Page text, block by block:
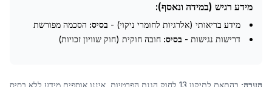
מידע רגיש (במידה ונאסף):
מידע בריאותי (אלרגיות לחומרי ניקוי) - בסיס: הסכמה מפורשת
דרישות נגישות - בסיס: חובה חוקית (חוק שוויון זכויות)
הערה:
בהתאם לתיקון 13 לחוק הגנת הפרטיות, איננו אוספים מידע ללא בסיס